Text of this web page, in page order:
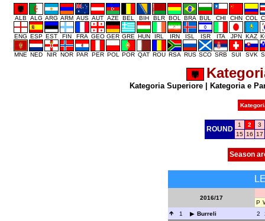
ALB ALG ARG ARM AUS AUT AZE BEL BIH BLR BOL BRA BUL CHI CHN COL
ENG ESP EST FIN FRA GEO GER GRE HUN IRL IRN ISL ISR ITA JPN KAZ
MNE NED NIR NOR PAR PER POL POR QAT ROU RSA RUS SCO SRB SUI SVK
Kategoria Superiore Kategoria e
ROUND
1 2
3
15 16 17
Season
2016/17
P
1
Burreli 2